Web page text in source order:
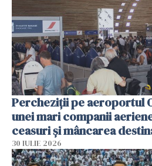
Percheziții pe aeroportul
unei mari companii
ceasuri și mâncarea
30 IULIE 2026